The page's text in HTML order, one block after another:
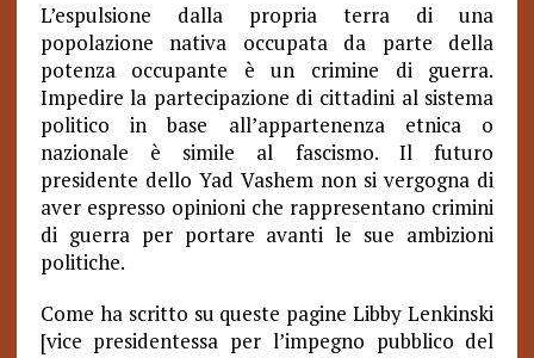
L’espulsione dalla propria terra di una
popolazione nativa occupata da parte della
potenza occupante è un crimine di guerra.
Impedire la partecipazione di cittadini al sistema
politico in base all’appartenenza etnica o
nazionale è simile al fascismo. Il futuro
presidente dello Yad Vashem non si vergogna di
aver espresso opinioni che rappresentano crimini
di guerra per portare avanti le sue ambizioni
politiche.
Come ha scritto su queste pagine Libby Lenkinski
[vice presidentessa per l’impegno pubblico del